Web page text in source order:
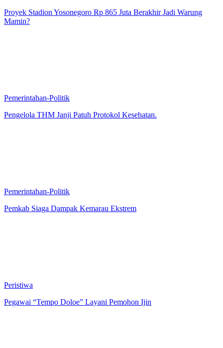
Proyek Stadion Yosonegoro Rp 865 Juta Berakhir Jadi Warung
Mamin?
Pemerintahan-Politik
Pengelola THM Janji Patuh Protokol Kesehatan.
Pemerintahan-Politik
Pemkab Siaga Dampak Kemarau Ekstrem
Peristiwa
Pegawai “Tempo Doloe” Layani Pemohon Ijin